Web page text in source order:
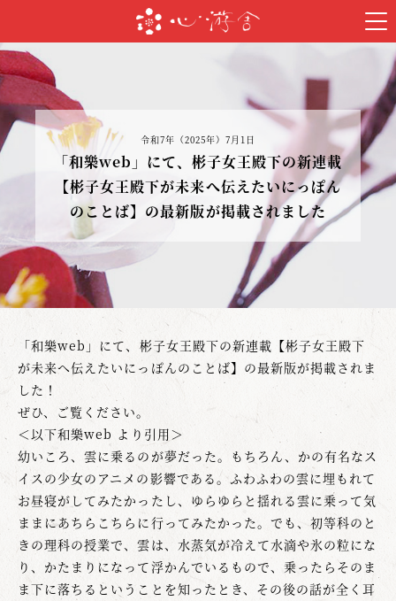
令和7年（2025年）7月1日
「和樂web」にて、彬子女王殿下の新連載
【彬子女王殿下が未来へ伝えたいにっぽん
のことば】の最新版が掲載されました
「和樂web」にて、彬子女王殿下の新連載【彬子女王殿下
が未来へ伝えたいにっぽんのことば】の最新版が掲載されま
した！
ぜひ、ご覧ください。
＜以下和樂web より引用＞
幼いころ、雲に乗るのが夢だった。もちろん、かの有名なス
イスの少女のアニメの影響である。ふわふわの雲に埋もれて
お昼寝がしてみたかったし、ゆらゆらと揺れる雲に乗って気
ままにあちらこちらに行ってみたかった。でも、初等科のと
きの理科の授業で、雲は、水蒸気が冷えて水滴や氷の粒にな
り、かたまりになって浮かんでいるもので、乗ったらそのま
ま下に落ちるということを知ったとき、その後の話が全く耳